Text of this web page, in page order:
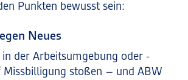
Punkten bewusst sein:
Neues
in der Arbeitsumgebung oder -
stoßen – und ABW